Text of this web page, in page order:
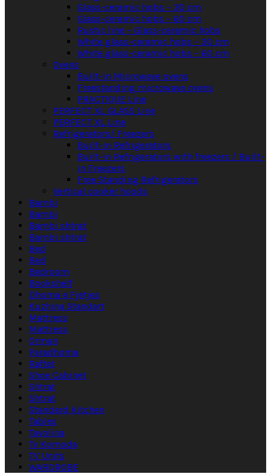
Glass-ceramic hobs – 30 cm
Glass-ceramic hobs – 60 cm
Rustic line – Glass-ceramic hobs
White glass-ceramic hobs – 30 cm
White glass-ceramic hobs – 60 cm
Ovens
Built-in Microwave ovens
Freestanding microwave ovens
PRACTIQUE Line
PERFECT XL GLASS Line
PERFECT XL Line
Refrigerators/ Freezers
Built-in Refrigerators
Built-in Refrigerators with freezers / Built-
in Freezers
Free Standing Refrigerators
Vertical cooker hoods
Bambi
Bambi
Bambi shtrat
Bambi shtrat
Bed
Bed
Bedroom
Bookshelf
Dhoma e Fjetjes
Kuzhina Standart
Mattress
Mattress
Orman
Paradhoma
Raftet
Shoe Cabinet
Shtrat
Shtrat
Standard Kitchen
Tables
Tavolina
Tv Komoda
TV Units
WARDROBE